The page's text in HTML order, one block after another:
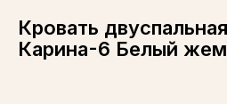
Кровать
Карина-6 Белый